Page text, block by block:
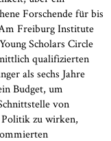
Forschende für bis
Freiburg Institute
Scholars Circle
qualifizierten
als sechs Jahre
Budget, um
von
zu wirken,